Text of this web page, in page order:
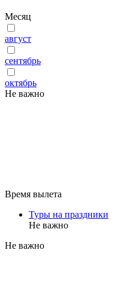
Месяц
август
сентябрь
октябрь
Не важно
Время вылета
Туры на праздники
Не важно
Не важно